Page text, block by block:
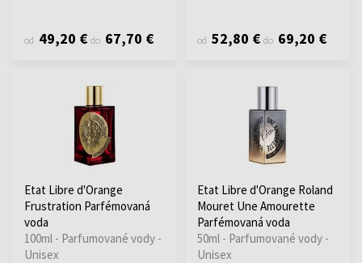
od 49,20 € do 67,70 € od 52,80 € do 69,20 €
Etat Libre d'Orange
Frustration Parfémovaná
voda
100ml - Parfumované vody -
Unisex
Etat Libre d'Orange Roland
Mouret Une Amourette
Parfémovaná voda
50ml - Parfumované vody -
Unisex